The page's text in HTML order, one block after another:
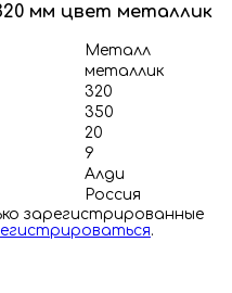
мм цвет металлик
Металл
металлик
320
350
20
9
Алди
зарегистрированные
.